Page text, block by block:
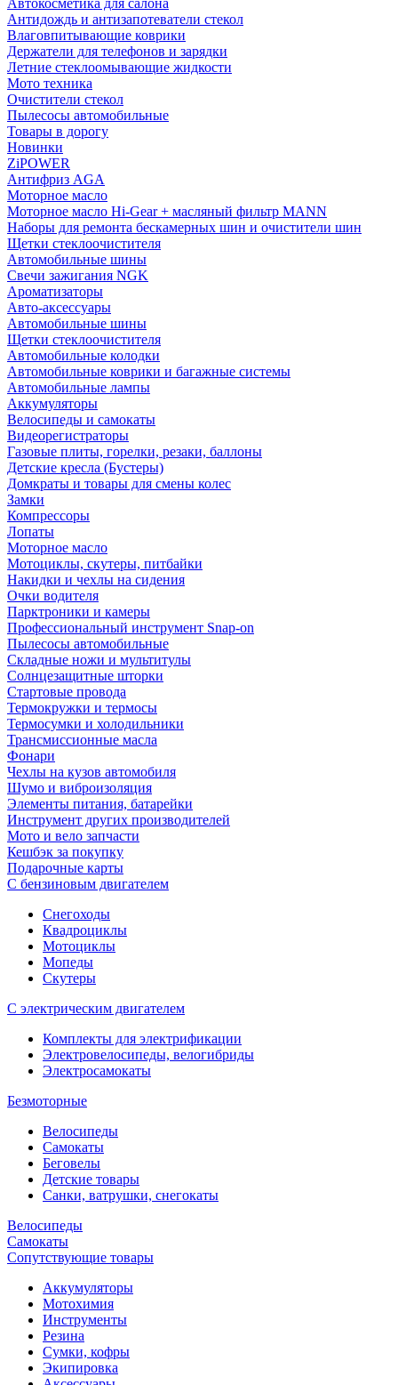
Автокосметика для салона
Антидождь и антизапотеватели стекол
Влаговпитывающие коврики
Держатели для телефонов и зарядки
Летние стеклоомывающие жидкости
Мото техника
Очистители стекол
Пылесосы автомобильные
Товары в дорогу
Новинки
ZiPOWER
Антифриз AGA
Моторное масло
Моторное масло Hi-Gear + масляный фильтр MANN
Наборы для ремонта бескамерных шин и очистители шин
Щетки стеклоочистителя
Автомобильные шины
Свечи зажигания NGK
Ароматизаторы
Авто-аксессуары
Автомобильные шины
Щетки стеклоочистителя
Автомобильные колодки
Автомобильные коврики и багажные системы
Автомобильные лампы
Аккумуляторы
Велосипеды и самокаты
Видеорегистраторы
Газовые плиты, горелки, резаки, баллоны
Детские кресла (Бустеры)
Домкраты и товары для смены колес
Замки
Компрессоры
Лопаты
Моторное масло
Мотоциклы, скутеры, питбайки
Накидки и чехлы на сидения
Очки водителя
Парктроники и камеры
Профессиональный инструмент Snap-on
Пылесосы автомобильные
Складные ножи и мультитулы
Солнцезащитные шторки
Стартовые провода
Термокружки и термосы
Термосумки и холодильники
Трансмиссионные масла
Фонари
Чехлы на кузов автомобиля
Шумо и виброизоляция
Элементы питания, батарейки
Инструмент других производителей
Мото и вело запчасти
Кешбэк за покупку
Подарочные карты
С бензиновым двигателем
Снегоходы
Квадроциклы
Мотоциклы
Мопеды
Скутеры
С электрическим двигателем
Комплекты для электрификации
Электровелосипеды, велогибриды
Электросамокаты
Безмоторные
Велосипеды
Самокаты
Беговелы
Детские товары
Санки, ватрушки, снегокаты
Велосипеды
Самокаты
Сопутствующие товары
Аккумуляторы
Мотохимия
Инструменты
Резина
Сумки, кофры
Экипировка